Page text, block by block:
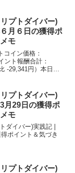
プトダイバー)
月６日の獲得ポ
モ
コイン価格：
ント報酬合計：
-29,341円）本日ト
ーン・ダイビン...
プトダイバー)
月29日の獲得ポ
モ
ダイバー)実践記 |
ポイント＆気づき
プトダイバー)